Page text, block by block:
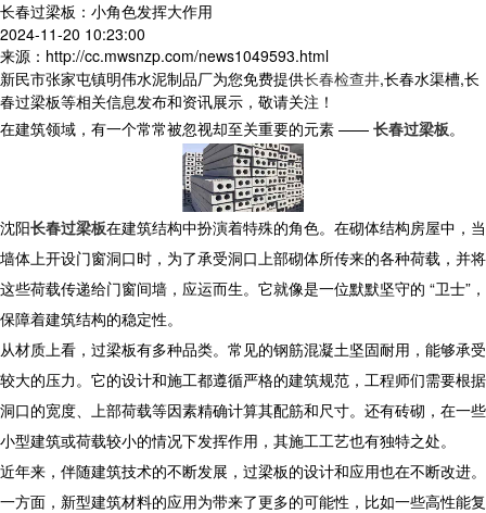
长春过梁板：小角色发挥大作用
2024-11-20 10:23:00
来源：http://cc.mwsnzp.com/news1049593.html
新民市张家屯镇明伟水泥制品厂为您免费提供长春检查井,长春水渠槽,长
春过梁板等相关信息发布和资讯展示，敬请关注！
在建筑领域，有一个常常被忽视却至关重要的元素 —— 长春过梁板。
沈阳长春过梁板在建筑结构中扮演着特殊的角色。在砌体结构房屋中，当
墙体上开设门窗洞口时，为了承受洞口上部砌体所传来的各种荷载，并将
这些荷载传递给门窗间墙，应运而生。它就像是一位默默坚守的 “卫士”，
保障着建筑结构的稳定性。
从材质上看，过梁板有多种品类。常见的钢筋混凝土坚固耐用，能够承受
较大的压力。它的设计和施工都遵循严格的建筑规范，工程师们需要根据
洞口的宽度、上部荷载等因素精确计算其配筋和尺寸。还有砖砌，在一些
小型建筑或荷载较小的情况下发挥作用，其施工工艺也有独特之处。
近年来，伴随建筑技术的不断发展，过梁板的设计和应用也在不断改进。
一方面，新型建筑材料的应用为带来了更多的可能性，比如一些高性能复